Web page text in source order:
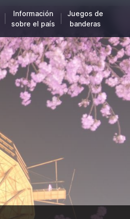
Información
sobre el país
Juegos de
banderas